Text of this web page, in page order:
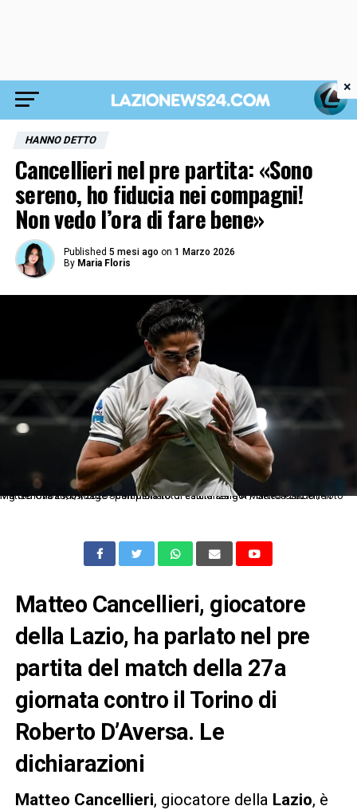
HANNO DETTO
Cancellieri nel pre partita: «Sono
sereno, ho fiducia nei compagni!
Non vedo l’ora di fare bene»
Published 5 mesi ago on 1 Marzo 2026
By Maria Floris
Mg Genova 29/09/2025 - campionato di calcio serie A / Genoa-Lazio / foto Matteo Gribaudi/Image Sport nella foto: esultanza gol Matteo Cancellieri
Matteo Cancellieri, giocatore
della Lazio, ha parlato nel pre
partita del match della 27a
giornata contro il Torino di
Roberto D’Aversa. Le
dichiarazioni
Matteo Cancellieri, giocatore della Lazio, è
×